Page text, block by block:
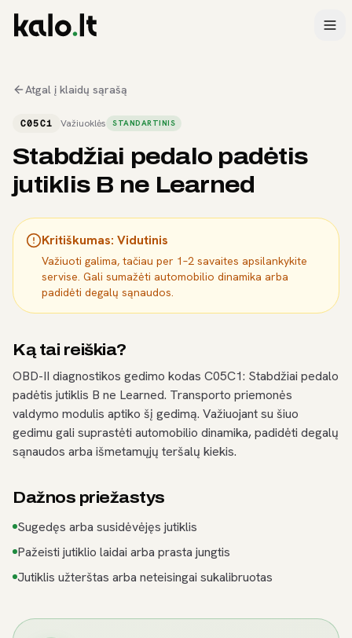
Atgal į klaidų sąrašą
C05C1 Važiuoklės STANDARTINIS
Stabdžiai pedalo padėtis
jutiklis B ne Learned
Kritiškumas: Vidutinis
Važiuoti galima, tačiau per 1–2 savaites apsilankykite
servise. Gali sumažėti automobilio dinamika arba
padidėti degalų sąnaudos.
Ką tai reiškia?
OBD-II diagnostikos gedimo kodas C05C1: Stabdžiai pedalo
padėtis jutiklis B ne Learned. Transporto priemonės
valdymo modulis aptiko šį gedimą. Važiuojant su šiuo
gedimu gali suprastėti automobilio dinamika, padidėti degalų
sąnaudos arba išmetamųjų teršalų kiekis.
Dažnos priežastys
Sugedęs arba susidėvėjęs jutiklis
Pažeisti jutiklio laidai arba prasta jungtis
Jutiklis užterštas arba neteisingai sukalibruotas